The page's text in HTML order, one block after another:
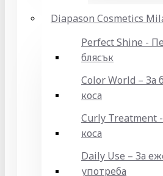
Diapason Cosmetics
Perfect Shine -
блясък
Color World – За
коса
Curly Treatment
коса
Daily Use – За
употреба